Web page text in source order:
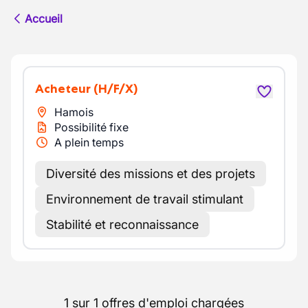
Accueil
Acheteur (H/F/X)
Hamois
Possibilité fixe
A plein temps
Diversité des missions et des projets
Environnement de travail stimulant
Stabilité et reconnaissance
1 sur 1 offres d'emploi chargées